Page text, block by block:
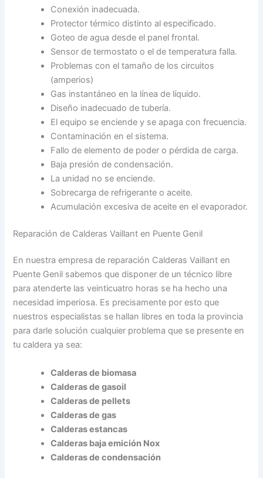
Conexión inadecuada.
Protector térmico distinto al especificado.
Goteo de agua desde el panel frontal.
Sensor de termostato o el de temperatura falla.
Problemas con el tamaño de los circuitos
(amperios)
Gas instantáneo en la línea de líquido.
Diseño inadecuado de tubería.
El equipo se enciende y se apaga con frecuencia.
Contaminación en el sistema.
Fallo de elemento de poder o pérdida de carga.
Baja presión de condensación.
La unidad no se enciende.
Sobrecarga de refrigerante o aceite.
Acumulación excesiva de aceite en el evaporador.
Reparación de Calderas Vaillant en Puente Genil
En nuestra empresa de reparación Calderas Vaillant en
Puente Genil sabemos que disponer de un técnico libre
para atenderte las veinticuatro horas se ha hecho una
necesidad imperiosa. Es precisamente por esto que
nuestros especialistas se hallan libres en toda la provincia
para darle solución cualquier problema que se presente en
tu caldera ya sea:
Calderas de biomasa
Calderas de gasoil
Calderas de pellets
Calderas de gas
Calderas estancas
Calderas baja emición Nox
Calderas de condensación